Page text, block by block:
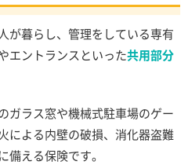
が暮らし、管理をしている専有
エントランスといった共用部分
ガラス窓や機械式駐車場のゲー
による内壁の破損、消化器盗難
える保険です。